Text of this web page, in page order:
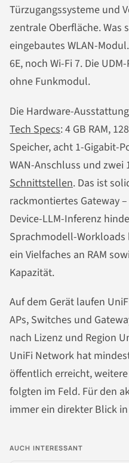
Türzugangssysteme und
zentrale Oberfläche. Was
eingebautes WLAN-
6E, noch Wi-Fi 7. Die
ohne Funkmodul.
Die Hardware-
Tech Specs: 4 GB RAM,
Speicher, acht 1-Gigabit-
WAN-Anschluss und zwei
Schnittstellen. Das ist
rackmontiertes Gateway
Device-LLM-Inferenz
Sprachmodell-
ein Vielfaches an RAM
Kapazität.
Auf dem Gerät laufen
APs, Switches und
nach Lizenz und Region
UniFi Network hat
öffentlich erreicht, weitere
folgten im Feld. Für den
immer ein direkter Blick
AUCH INTERESSANT